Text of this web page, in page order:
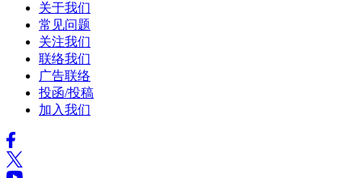
关于我们
常见问题
关注我们
联络我们
广告联络
投函/投稿
加入我们